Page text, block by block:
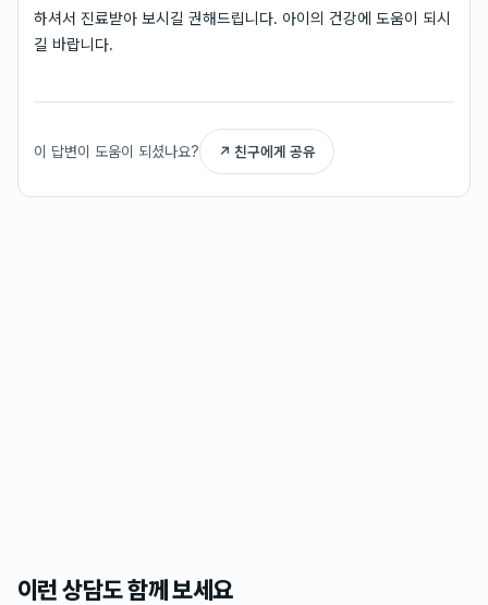
하셔서 진료받아 보시길 권해드립니다. 아이의 건강에 도움이 되시
길 바랍니다.
이 답변이 도움이 되셨나요? ↗ 친구에게 공유
이런 상담도 함께 보세요